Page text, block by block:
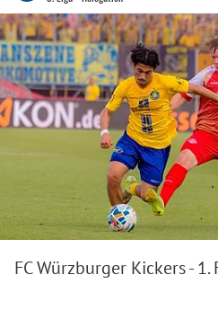
FC Würzburger Kickers -